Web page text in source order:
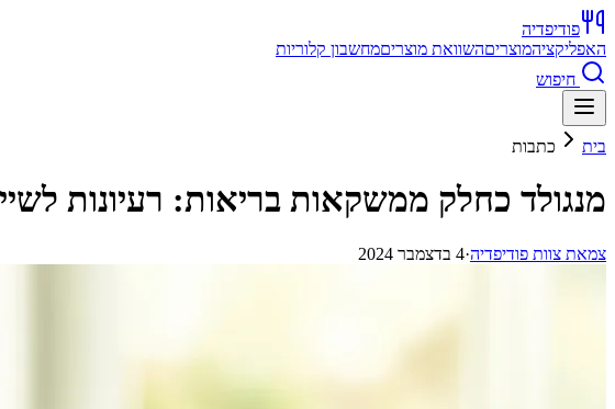
פודיפדיה
האפליקציהמוצריםהשוואת מוצריםמחשבון קלוריות
חיפוש
בית כתבות
מנגולד כחלק ממשקאות בריאות: רעיונות
צמאת צוות פודיפדיה·4 בדצמבר 2024